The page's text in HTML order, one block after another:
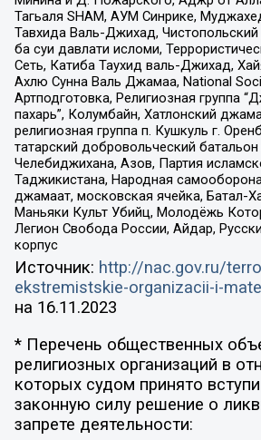
Тагьаля SHAM, АУМ Синрике,
Тавхида Валь-Джихад,
ба суи давлати исломи,
Сеть, Катиба Таухид валь-Джихад,
Ахлю Сунна Валь Джамаа, National
Артподготовка, Религиозная группа
пахарь”, Колумбайн, Хатлонский
религиозная группа п. Кушкуль г.
татарский добровольческий
Челебиджихана, Азов, Партия
Таджикистана, Народная
джамаат, московская ячейка, Батал-
Маньяки Культ Убийц, Молодёжь
Легион Свобода России, Айдар,
корпус
Источник: http://nac.gov.ru/
ekstremistskie-organizacii-i-
на 16.11.2023
* Перечень общественных
религиозных организаций в
которых судом принято
законную силу решение о
запрете деятельности: